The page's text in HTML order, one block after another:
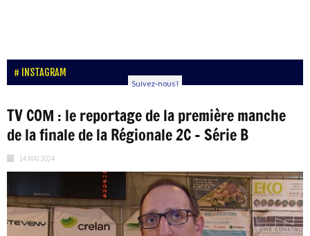
INSTAGRAM
Suivez-nous !
TV COM : le reportage de la première manche
de la finale de la Régionale 2C – Série B
14 MAI 2024